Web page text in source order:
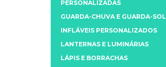
PERSONALIZADAS
GUARDA-CHUVA E GUARDA-SOL
INFLÁVEIS PERSONALIZADOS
LANTERNAS E LUMINÁRIAS
LÁPIS E BORRACHAS